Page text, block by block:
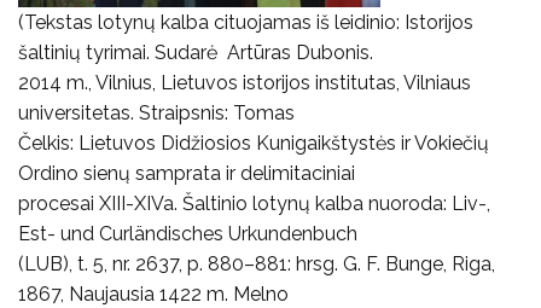
(Tekstas lotynų kalba cituojamas iš leidinio: Istorijos
šaltinių tyrimai. Sudarė Artūras Dubonis.
2014 m., Vilnius, Lietuvos istorijos institutas, Vilniaus
universitetas. Straipsnis: Tomas
Čelkis: Lietuvos Didžiosios Kunigaikštystės ir Vokiečių
Ordino sienų samprata ir delimitaciniai
procesai XIII-XIVa. Šaltinio lotynų kalba nuoroda: Liv-,
Est- und Curländisches Urkundenbuch
(LUB), t. 5, nr. 2637, p. 880–881: hrsg. G. F. Bunge, Riga,
1867, Naujausia 1422 m. Melno